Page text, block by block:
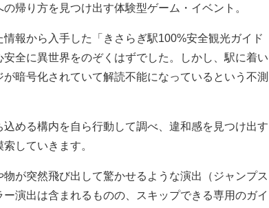
帰り方を見つけ出す体験型ゲーム・イベント。
報から入手した「きさらぎ駅100%安全観光ガイド
全に異世界をのぞくはずでした。しかし、駅に着い
暗号化されていて解読不能になっているという不測
める構内を自ら行動して調べ、違和感を見つけ出す
していきます。
が突然飛び出して驚かせるような演出（ジャンプス
演出は含まれるものの、スキップできる専用のガイ